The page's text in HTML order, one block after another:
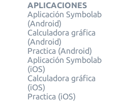
APLICACIONES
Aplicación Symbolab
(Android)
Calculadora gráfica
(Android)
Practica (Android)
Aplicación Symbolab
(iOS)
Calculadora gráfica
(iOS)
Practica (iOS)